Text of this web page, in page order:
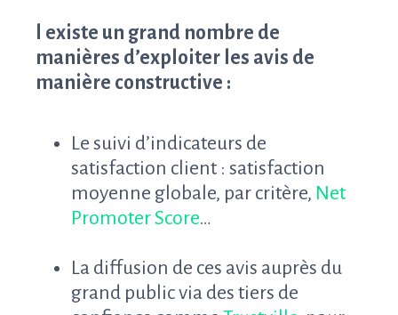
l existe un grand nombre de
manières d’exploiter les avis de
manière constructive :
Le suivi d’indicateurs de
satisfaction client : satisfaction
moyenne globale, par critère, Net
Promoter Score…
La diffusion de ces avis auprès du
grand public via des tiers de